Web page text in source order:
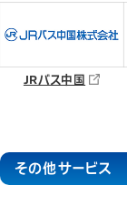
JRバス中国
その他サービス